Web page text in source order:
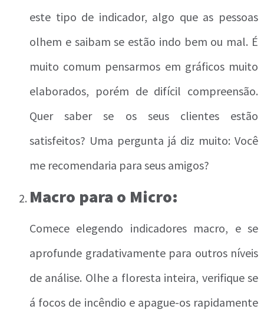
este tipo de indicador, algo que as pessoas
olhem e saibam se estão indo bem ou mal. É
muito comum pensarmos em gráficos muito
elaborados, porém de difícil compreensão.
Quer saber se os seus clientes estão
satisfeitos? Uma pergunta já diz muito: Você
me recomendaria para seus amigos?
Macro para o Micro:
Comece elegendo indicadores macro, e se
aprofunde gradativamente para outros níveis
de análise. Olhe a floresta inteira, verifique se
á focos de incêndio e apague-os rapidamente